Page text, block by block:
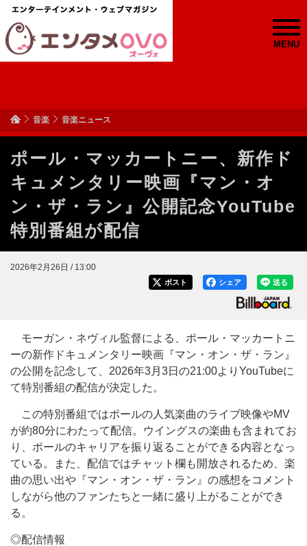
MENU
音楽 音楽ニュース
ポール・マッカートニー、新作ド
キュメンタリー映画『マン・オ
ン・ザ・ラン』公開記念YouTube
特別番組が配信
2026年2月26日 / 13:00
送る
シェア
ポスト
モーガン・ネヴィル監督による、ポール・マッカートニ
ーの新作ドキュメンタリー映画『マン・オン・ザ・ラン』
の公開を記念して、2026年3月3日の21:00よりYouTubeに
て特別番組の配信が決定した。
この特別番組ではポールの人気楽曲のライブ映像やMV
が約80分にわたって配信。ウイングスの楽曲も含まれてお
り、ポールのキャリアを振り返ることができる内容となっ
ている。また、配信ではチャット欄も開放されるため、楽
曲の思い出や『マン・オン・ザ・ラン』の感想をコメント
しながら他のファンたちと一緒に盛り上がることができ
る。
◎配信情報